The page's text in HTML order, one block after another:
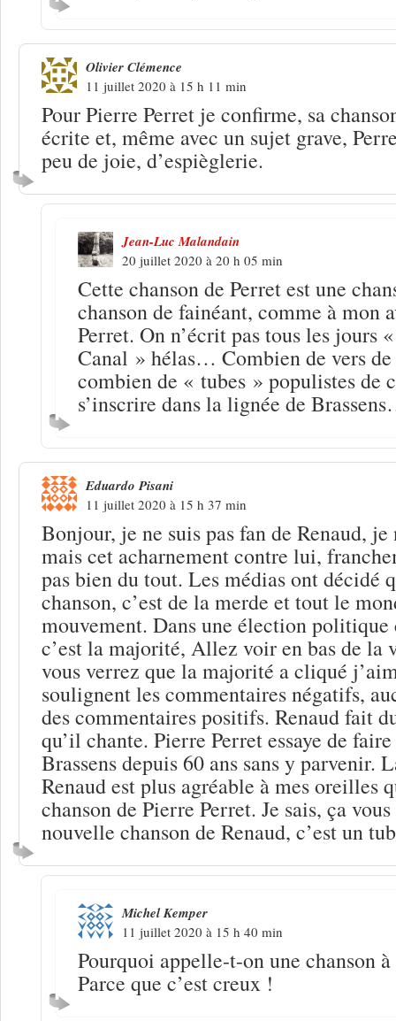
Olivier Clémence
11 juillet 2020 à 15 h 11 min
Pour Pierre Perret je confirme, sa
écrite et, même avec un sujet grave,
peu de joie, d’espièglerie.
Jean-Luc Malandain
20 juillet 2020 à 20 h 05 min
Cette chanson de Perret est une
chanson de fainéant, comme à mon
Perret. On n’écrit pas tous les jours
Canal » hélas… Combien de vers
combien de « tubes » populistes de
s’inscrire dans la lignée de
Eduardo Pisani
11 juillet 2020 à 15 h 37 min
Bonjour, je ne suis pas fan de Renaud,
mais cet acharnement contre lui,
pas bien du tout. Les médias ont décidé
chanson, c’est de la merde et tout le
mouvement. Dans une élection
c’est la majorité, Allez voir en bas de la
vous verrez que la majorité a cliqué
soulignent les commentaires négatifs,
des commentaires positifs. Renaud fait
qu’il chante. Pierre Perret essaye de
Brassens depuis 60 ans sans y parvenir.
Renaud est plus agréable à mes oreilles
chanson de Pierre Perret. Je sais, ça
nouvelle chanson de Renaud, c’est un
Michel Kemper
11 juillet 2020 à 15 h 40 min
Pourquoi appelle-t-on une chanson
Parce que c’est creux !